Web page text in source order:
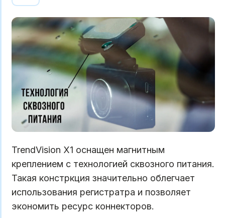
TrendVision X1 оснащен магнитным
креплением с технологией сквозного питания.
Такая констркция значительно облегчает
использования регистратра и позволяет
экономить ресурс коннекторов.